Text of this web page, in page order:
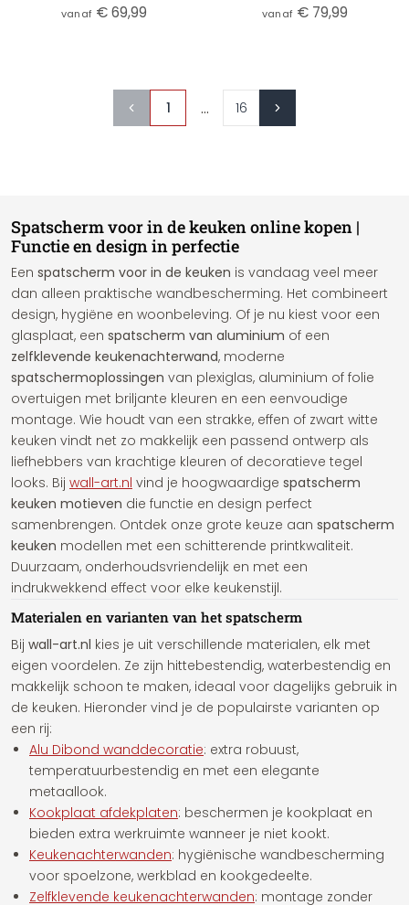
vanaf € 69,99 vanaf € 79,99
1 ... 16
Spatscherm voor in de keuken online kopen |
Functie en design in perfectie
Een spatscherm voor in de keuken is vandaag veel meer
dan alleen praktische wandbescherming. Het combineert
design, hygiëne en woonbeleving. Of je nu kiest voor een
glasplaat, een spatscherm van aluminium of een
zelfklevende keukenachterwand, moderne
spatschermoplossingen van plexiglas, aluminium of folie
overtuigen met briljante kleuren en een eenvoudige
montage. Wie houdt van een strakke, effen of zwart witte
keuken vindt net zo makkelijk een passend ontwerp als
liefhebbers van krachtige kleuren of decoratieve tegel
looks. Bij wall-art.nl vind je hoogwaardige spatscherm
keuken motieven die functie en design perfect
samenbrengen. Ontdek onze grote keuze aan spatscherm
keuken modellen met een schitterende printkwaliteit.
Duurzaam, onderhoudsvriendelijk en met een
indrukwekkend effect voor elke keukenstijl.
Materialen en varianten van het spatscherm
Bij wall-art.nl kies je uit verschillende materialen, elk met
eigen voordelen. Ze zijn hittebestendig, waterbestendig en
makkelijk schoon te maken, ideaal voor dagelijks gebruik in
de keuken. Hieronder vind je de populairste varianten op
een rij:
Alu Dibond wanddecoratie: extra robuust,
temperatuurbestendig en met een elegante
metaallook.
Kookplaat afdekplaten: beschermen je kookplaat en
bieden extra werkruimte wanneer je niet kookt.
Keukenachterwanden: hygiënische wandbescherming
voor spoelzone, werkblad en kookgedeelte.
Zelfklevende keukenachterwanden: montage zonder